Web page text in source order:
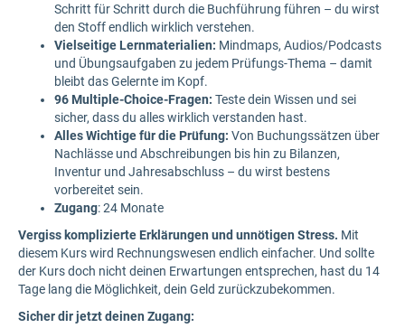
Schritt für Schritt durch die Buchführung führen – du wirst
den Stoff endlich wirklich verstehen.
Vielseitige Lernmaterialien: Mindmaps, Audios/Podcasts
und Übungsaufgaben zu jedem Prüfungs-Thema – damit
bleibt das Gelernte im Kopf.
96 Multiple-Choice-Fragen: Teste dein Wissen und sei
sicher, dass du alles wirklich verstanden hast.
Alles Wichtige für die Prüfung: Von Buchungssätzen über
Nachlässe und Abschreibungen bis hin zu Bilanzen,
Inventur und Jahresabschluss – du wirst bestens
vorbereitet sein.
Zugang: 24 Monate
Vergiss komplizierte Erklärungen und unnötigen Stress. Mit
diesem Kurs wird Rechnungswesen endlich einfacher. Und sollte
der Kurs doch nicht deinen Erwartungen entsprechen, hast du 14
Tage lang die Möglichkeit, dein Geld zurückzubekommen.
Sicher dir jetzt deinen Zugang: